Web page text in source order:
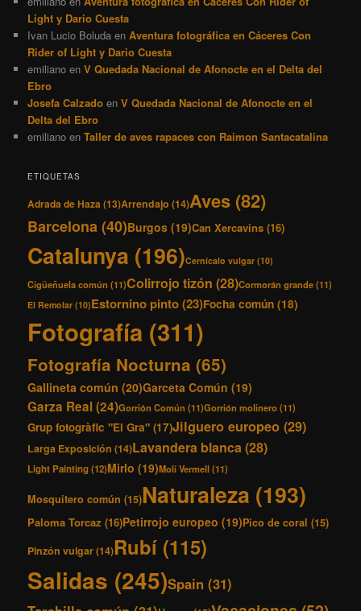
Light y Dario Cuesta
Ivan Lucio Boluda enAventura fotográfica en Cáceres Con
Rider of Light y Dario Cuesta
emiliano enV Quedada Nacional de Afonocte en el Delta del
Ebro
Josefa Calzado enV Quedada Nacional de Afonocte en el
Delta del Ebro
emiliano enTaller de aves rapaces con Raimon Santacatalina
ETIQUETAS
Adrada de Haza (13)Arrendajo (14)Aves (82)
Barcelona(40)Burgos (19)Can Xercavins (16)
Catalunya (196)Cernícalo vulgar (10)
Cigüeñuela común (11)Colirrojo tizón (28)Cormorán grande(11)
El Remolar (10)Estornino pinto(23)Focha común (18)
Fotografía (311)
Fotografía Nocturna (65)
Gallineta común (20)Garceta Común (19)
Garza Real(24)Gorrión Común (11)Gorrión molinero(11)
Grup fotogràfic "El Gra" (17)Jilguero europeo (29)
Larga Exposición (14)Lavandera blanca(28)
Light Painting(12)Mirlo (19)Molí Vermell(11)
Mosquitero común (15)Naturaleza (193)
Paloma Torcaz (16)Petirrojo europeo (19)Pico de coral (15)
Pinzón vulgar(14)Rubí (115)
Salidas (245)Spain (31)